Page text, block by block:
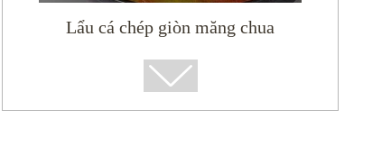
Lẩu cá chép giòn măng chua